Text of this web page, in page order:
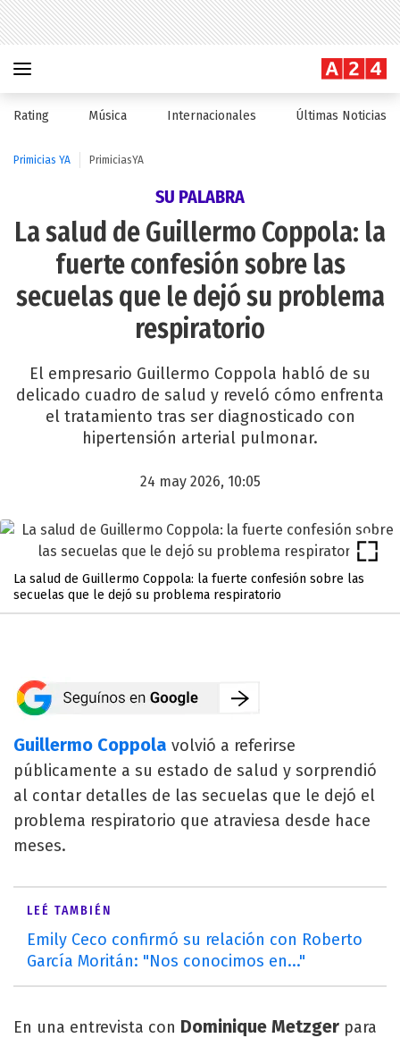
Rating Música Internacionales Últimas Noticias
Primicias YA PrimiciasYA
SU PALABRA
La salud de Guillermo Coppola: la
fuerte confesión sobre las
secuelas que le dejó su problema
respiratorio
El empresario Guillermo Coppola habló de su
delicado cuadro de salud y reveló cómo enfrenta
el tratamiento tras ser diagnosticado con
hipertensión arterial pulmonar.
24 may 2026, 10:05
La salud de Guillermo Coppola: la fuerte confesión sobre las
secuelas que le dejó su problema respiratorio
Guillermo Coppola volvió a referirse
públicamente a su estado de salud y sorprendió
al contar detalles de las secuelas que le dejó el
problema respiratorio que atraviesa desde hace
meses.
LEÉ TAMBIÉN
Emily Ceco confirmó su relación con Roberto
García Moritán: "Nos conocimos en..."
En una entrevista con Dominique Metzger para